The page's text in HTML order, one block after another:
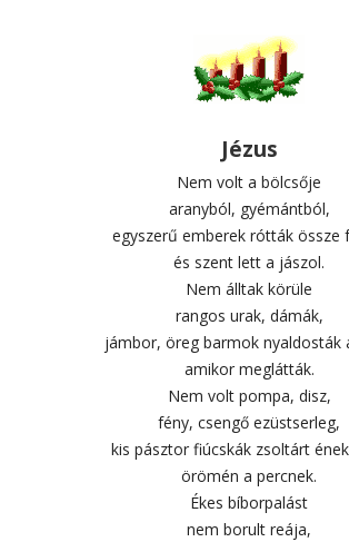
Jézus
Nem volt a bölcsője
aranyból, gyémántból,
egyszerű emberek rótták össze
és szent lett a jászol.
Nem álltak körüle
rangos urak, dámák,
jámbor, öreg barmok nyaldosták
amikor meglátták.
Nem volt pompa, disz,
fény, csengő ezüstserleg,
kis pásztor fiúcskák zsoltárt
örömén a percnek.
Ékes bíborpalást
nem borult reája,